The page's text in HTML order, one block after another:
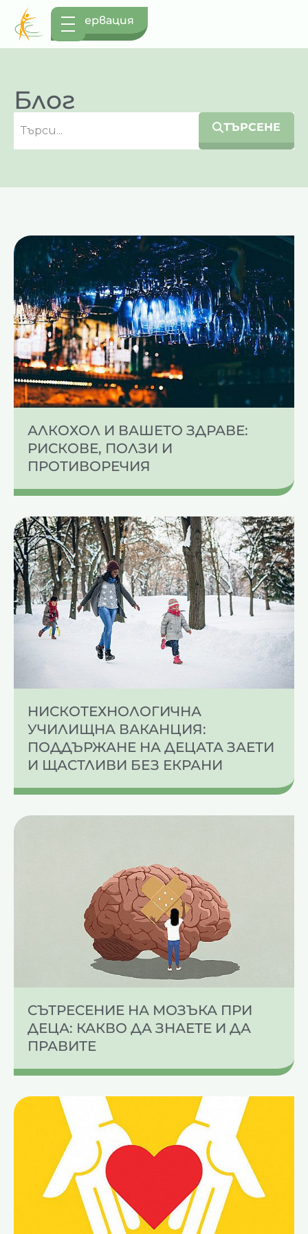
Резервация
Блог
ТЪРСЕНЕ
АЛКОХОЛ И ВАШЕТО ЗДРАВЕ:
РИСКОВЕ, ПОЛЗИ И
ПРОТИВОРЕЧИЯ
НИСКОТЕХНОЛОГИЧНА
УЧИЛИЩНА ВАКАНЦИЯ:
ПОДДЪРЖАНЕ НА ДЕЦАТА ЗАЕТИ
И ЩАСТЛИВИ БЕЗ ЕКРАНИ
СЪТРЕСЕНИЕ НА МОЗЪКА ПРИ
ДЕЦА: КАКВО ДА ЗНАЕТЕ И ДА
ПРАВИТЕ